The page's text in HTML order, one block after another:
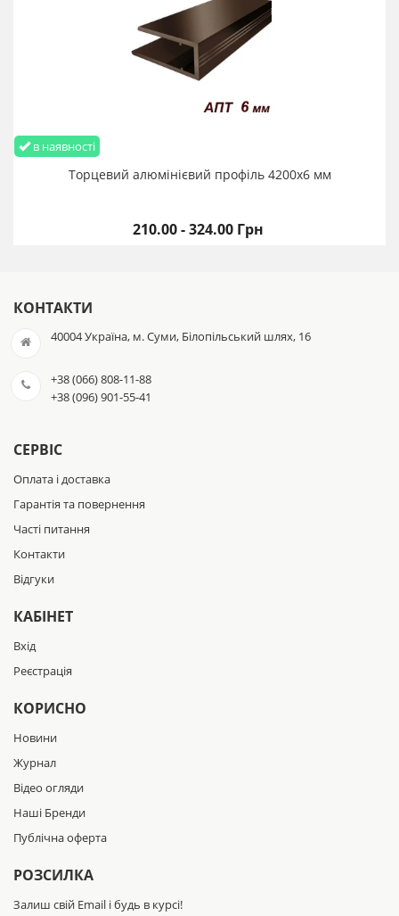
в наявності
Торцевий алюмінієвий профіль 4200х6 мм
210.00 - 324.00 Грн
КОНТАКТИ
40004 Україна, м. Суми, Білопільський шлях, 16
+38 (066) 808-11-88
+38 (096) 901-55-41
СЕРВІС
Оплата і доставка
Гарантія та повернення
Часті питання
Контакти
Відгуки
КАБІНЕТ
Вхід
Реєстрація
КОРИСНО
Новини
Журнал
Відео огляди
Наші Бренди
Публічна оферта
РОЗСИЛКА
Залиш свій Email і будь в курсі!